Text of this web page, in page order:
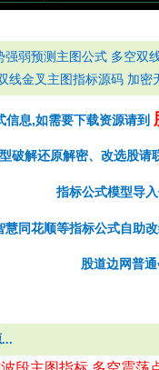
强弱预测主图公式 多空双
线金叉主图指标源码 加密
息,如需要下载资源请到
破解还原解密、改选股请
指标公式模型导
慧同花顺等指标公式自助
股道边网普